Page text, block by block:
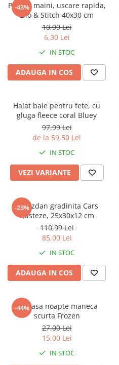
-43%
Prosop maini, uscare rapida,
Lilo & Stitch 40x30 cm
10,99 Lei
6,30 Lei
IN STOC
ADAUGA IN COS
Halat baie pentru fete, cu
gluga fleece coral Bluey
97,99 Lei
de la 59,50 Lei
IN STOC
VEZI VARIANTE
-23%
Ghiozdan gradinita Cars
Rusteze, 25x30x12 cm
110,99 Lei
85,00 Lei
IN STOC
ADAUGA IN COS
-44%
Camasa noapte maneca
scurta Frozen
27,00 Lei
15,00 Lei
IN STOC